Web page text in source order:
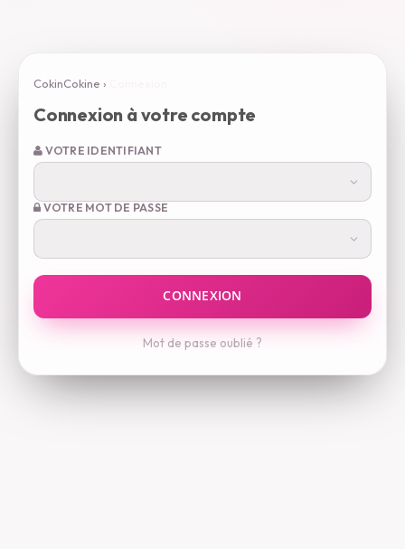
CokinCokine ›
Connexion à votre compte
VOTRE IDENTIFIANT
VOTRE MOT DE PASSE
Mot de passe oublié ?